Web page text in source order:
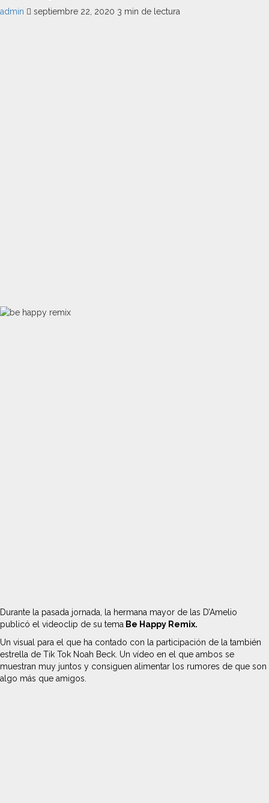
admin septiembre 22, 2020 3 min de lectura
Durante la pasada jornada, la hermana mayor de las D’Amelio
publicó el videoclip de su tema Be Happy Remix.
Un visual para el que ha contado con la participación de la también
estrella de Tik Tok Noah Beck. Un vídeo en el que ambos se
muestran muy juntos y consiguen alimentar los rumores de que son
algo más que amigos.